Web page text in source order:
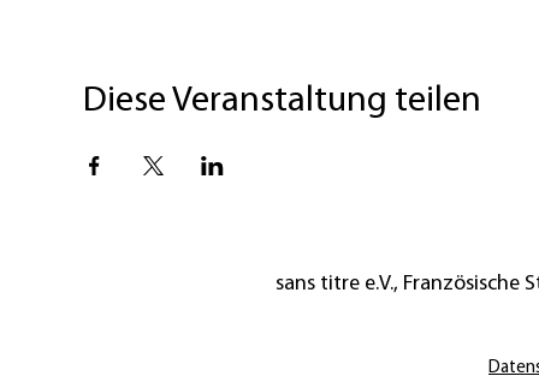
Diese Veranstaltung teilen
sans titre e.V., Französische